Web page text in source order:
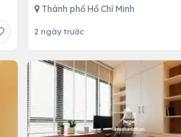
Thành phố Hồ Chí Minh
2 ngày trước